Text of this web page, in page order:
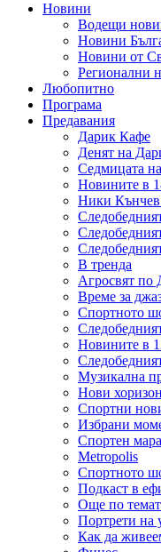
Новини
Водещи
Новини
Новини от
Регионални
Любопитно
Програма
Предавания
Дарик Кафе
Денят на
Седмицата
Новините в
Ники
В тренда
Агросвят по
Време за
Спортното
Новините в
Музикална
Нови
Спортни
Избрани
Спортен
Metropolis
Спортното
Подкаст в
Още по
Портрети на
Как да